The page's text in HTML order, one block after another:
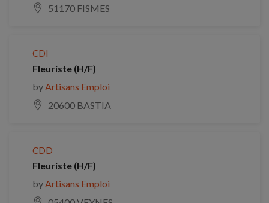
51170 FISMES
CDI
Fleuriste (H/F)
byArtisans Emploi
20600 BASTIA
CDD
Fleuriste (H/F)
byArtisans Emploi